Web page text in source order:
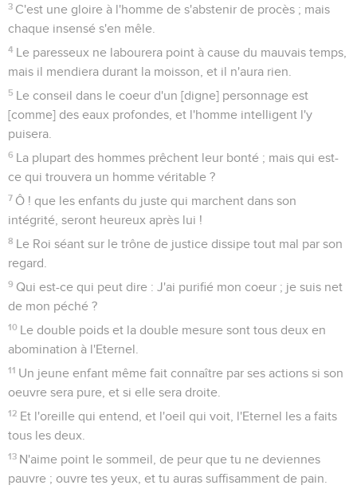
3 C'est une gloire à l'homme de s'abstenir de procès ; mais
chaque insensé s'en mêle.
4 Le paresseux ne labourera point à cause du mauvais temps,
mais il mendiera durant la moisson, et il n'aura rien.
5 Le conseil dans le coeur d'un [digne] personnage est
[comme] des eaux profondes, et l'homme intelligent l'y
puisera.
6 La plupart des hommes prêchent leur bonté ; mais qui est-
ce qui trouvera un homme véritable ?
7 Ô ! que les enfants du juste qui marchent dans son
intégrité, seront heureux après lui !
8 Le Roi séant sur le trône de justice dissipe tout mal par son
regard.
9 Qui est-ce qui peut dire : J'ai purifié mon coeur ; je suis net
de mon péché ?
10 Le double poids et la double mesure sont tous deux en
abomination à l'Eternel.
11 Un jeune enfant même fait connaître par ses actions si son
oeuvre sera pure, et si elle sera droite.
12 Et l'oreille qui entend, et l'oeil qui voit, l'Eternel les a faits
tous les deux.
13 N'aime point le sommeil, de peur que tu ne deviennes
pauvre ; ouvre tes yeux, et tu auras suffisamment de pain.